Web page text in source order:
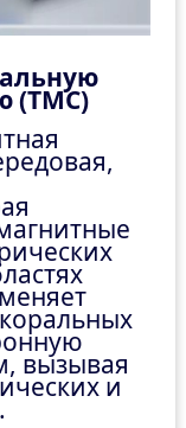
(ТМС)
вызывая
и